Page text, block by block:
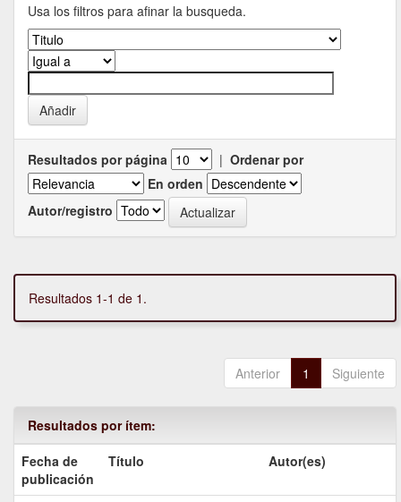
Usa los filtros para afinar la busqueda.
Resultados por página | Ordenar por
En orden
Autor/registro
Resultados 1-1 de 1.
Anterior 1 Siguiente
Resultados por ítem:
Fecha de
publicación
Título Autor(es)